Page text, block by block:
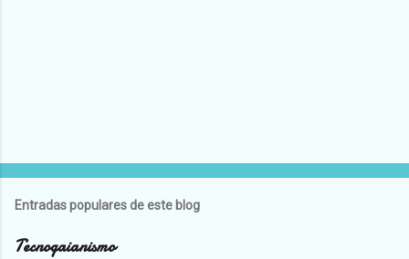
Entradas populares de este blog
Tecnogaianismo